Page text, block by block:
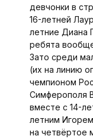
девчонки в
16-летней
летние Диана
ребята
Зато среди
(их на линию
чемпионом
Симферополя
вместе с 14-
летним
на четвёртое